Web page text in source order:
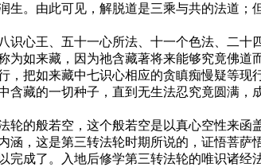
。由此可见，解脱道是三乘与共的法道
心王、五十一心所法、十一个色法、二
如来藏，因为祂含藏著将来能够究竟佛
把如来藏中七识心相应的贪瞋痴慢疑等
藏的一切种子，直到无生法忍究竟圆满
的般若空，这个般若空是以真心空性来
，这是第三转法轮时期所说的，证悟菩
成了。入地后修学第三转法轮的唯识诸